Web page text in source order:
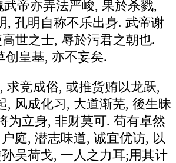
武帝亦弄法严峻, 果於杀戮,
, 孔明自称不乐出身. 武帝谢
世之士, 辱於污君之朝也.
创皇基, 亦不妄矣.
求竞成俗, 或推货贿以龙跃,
, 风成化习, 大道渐芜, 後生昧
为立身, 非财莫可. 苟有卓然
庭, 潜志味道, 诚宜优访, 以
吴荷戈, 一人之力耳;用其计